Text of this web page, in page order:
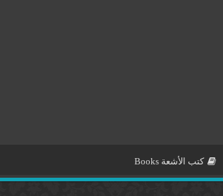
كتب الأشعة Books